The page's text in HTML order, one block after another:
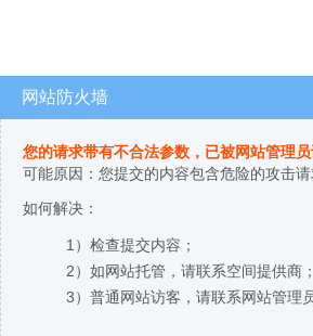
网站防火墙
您的请求带有不合法参数，已被网站管理员
可能原因：您提交的内容包含危险的攻击
如何解决：
1）检查提交内容；
2）如网站托管，请联系空间提供商；
3）普通网站访客，请联系网站管理